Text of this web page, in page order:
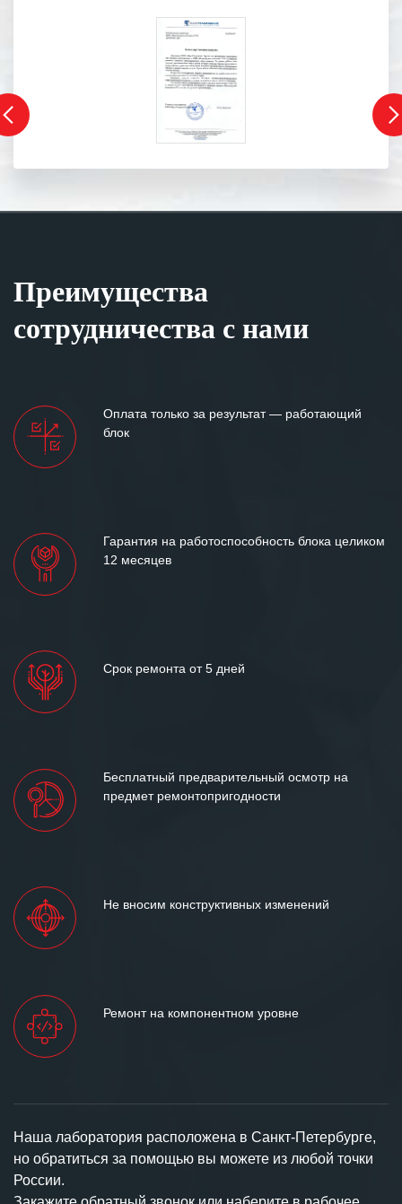
Преимущества
сотрудничества с нами
Оплата только за результат — работающий
блок
Гарантия на работоспособность блока целиком
12 месяцев
Срок ремонта от 5 дней
Бесплатный предварительный осмотр на
предмет ремонтопригодности
Не вносим конструктивных изменений
Ремонт на компонентном уровне
Наша лаборатория расположена в Санкт-Петербурге,
но обратиться за помощью вы можете из любой точки
России.